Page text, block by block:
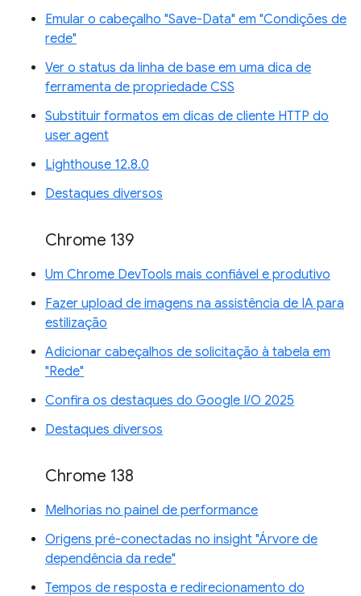
Emular o cabeçalho "Save-Data" em "Condições de
rede"
Ver o status da linha de base em uma dica de
ferramenta de propriedade CSS
Substituir formatos em dicas de cliente HTTP do
user agent
Lighthouse 12.8.0
Destaques diversos
Chrome 139
Um Chrome DevTools mais confiável e produtivo
Fazer upload de imagens na assistência de IA para
estilização
Adicionar cabeçalhos de solicitação à tabela em
"Rede"
Confira os destaques do Google I/O 2025
Destaques diversos
Chrome 138
Melhorias no painel de performance
Origens pré-conectadas no insight "Árvore de
dependência da rede"
Tempos de resposta e redirecionamento do